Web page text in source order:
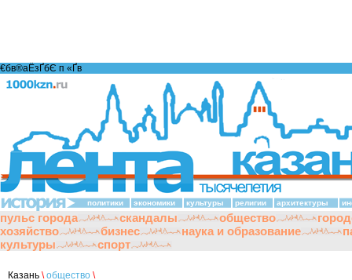
€бв®аЁзҐбЄ п «Ґ­в
политики экономики культуры религии архитектуры
пульс города скандалы общество
хозяйство
бизнес наука и образование
культуры
спорт
Казань \ общество \